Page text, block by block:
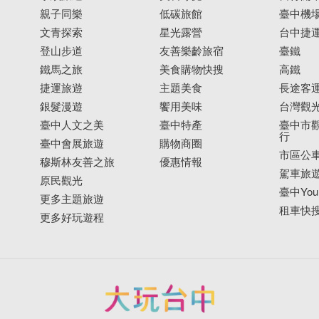
親子同樂
文青探索
登山步道
鐵馬之旅
捷運旅遊
銀髮漫遊
臺中人文之美
臺中會展旅遊
穆斯林友善之旅
原民觀光
更多主題旅遊
更多好玩遊程
低碳旅館
星光露營
友善樂齡旅宿
美食購物快搜
主題美食
饗用美味
臺中特產
購物商圈
優惠情報
臺中機
台中捷
臺鐵
高鐵
長途客
台灣觀
臺中市
行
市區公
駕車旅
臺中
租車快